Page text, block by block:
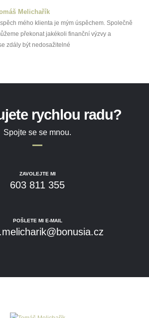
Melichařík
mého klienta je mým úspěchem. Společně
překonat jakékoli finanční výzvy a
zdály být nedosažitelné
rychlou radu?
Spojte se se mnou.
ZAVOLEJTE MI
603 811 355
POŠLETE MI E-MAIL